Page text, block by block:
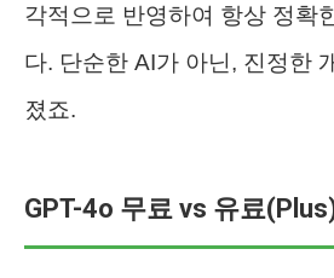
각적으로 반영하여 항상 정확
다. 단순한 AI가 아닌, 진정한
졌죠.
GPT-4o 무료 vs 유료